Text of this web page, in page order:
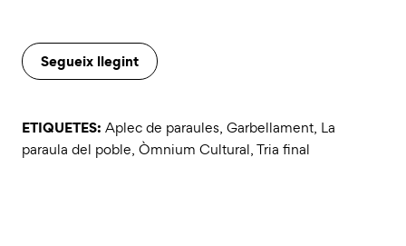
Segueix llegint
ETIQUETES: Aplec de paraules, Garbellament, La
paraula del poble, Òmnium Cultural,Tria final